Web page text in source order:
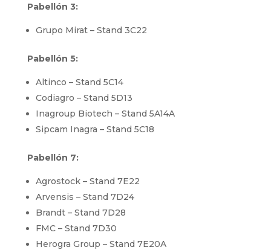
Pabellón 3:
Grupo Mirat – Stand 3C22
Pabellón 5:
Altinco – Stand 5C14
Codiagro – Stand 5D13
Inagroup Biotech – Stand 5A14A
Sipcam Inagra – Stand 5C18
Pabellón 7:
Agrostock – Stand 7E22
Arvensis – Stand 7D24
Brandt – Stand 7D28
FMC – Stand 7D30
Herogra Group – Stand 7E20A